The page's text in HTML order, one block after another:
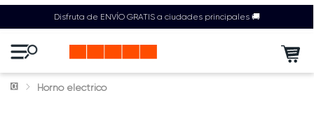
Disfruta de ENVÍO GRATIS a ciudades principales 🚚
Horno electrico